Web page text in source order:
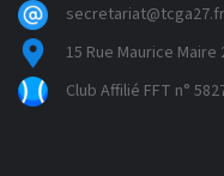
secretariat@tcga27.fr
15 Rue Maurice Maire
Club Affilié FFT n°